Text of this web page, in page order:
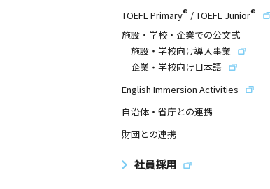
TOEFL Primary® /TOEFL Junior®
施設・学校・企業での公文式
施設・学校向け導入事業
企業・学校向け日本語
English Immersion Activities
自治体・省庁との連携
財団との連携
社員採用